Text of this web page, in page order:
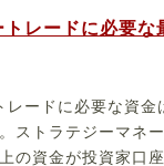
レードに必要な
レードに必要な資金
ストラテジーマネ
の資金が投資家口